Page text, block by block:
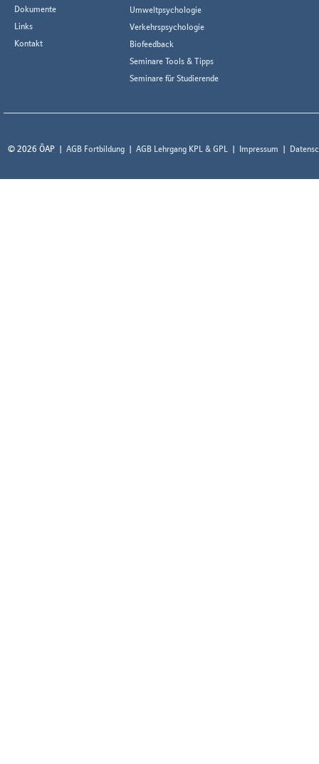
Dokumente
Links
Kontakt
Umweltpsychologie
Verkehrspsychologie
Biofeedback
Seminare Tools & Tipps
Seminare für Studierende
© 2026 ÖAP AGB Fortbildung AGB Lehrgang KPL & GPL Impressum